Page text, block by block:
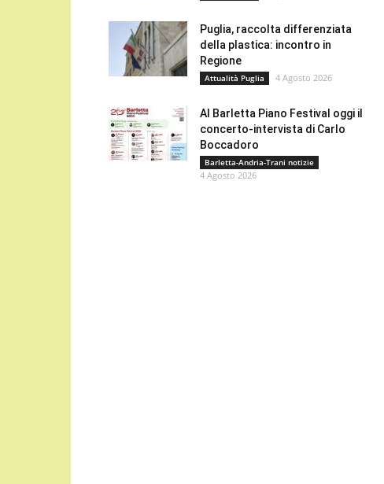
Puglia, raccolta differenziata
della plastica: incontro in
Regione
Attualità Puglia 4 Agosto 2026
Al Barletta Piano Festival oggi il
concerto-intervista di Carlo
Boccadoro
Barletta-Andria-Trani notizie
4 Agosto 2026